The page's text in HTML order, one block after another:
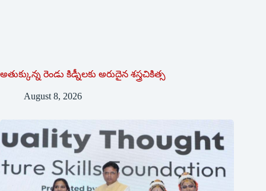
అతుక్కున్న రెండు కిడ్నీలకు అరుదైన శస్త్రచికిత్స
August 8, 2026